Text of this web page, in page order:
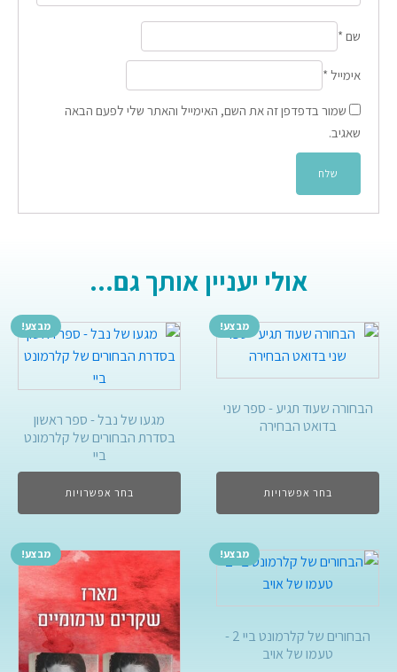
שם *
אימייל *
שמור בדפדפן זה את השם, האימייל והאתר שלי לפעם הבאה
שאגיב.
אולי יעניין אותך גם...
מבצע!
הבחורה שעוד תגיע - ספר שני
בדואט הבחירה
בחר אפשרויות
מבצע!
מגעו של נבל - ספר ראשון
בסדרת הבחורים של קלרמונט
ביי
בחר אפשרויות
מבצע!
הבחורים של קלרמונט ביי 2 -
טעמו של אויב
מבצע!